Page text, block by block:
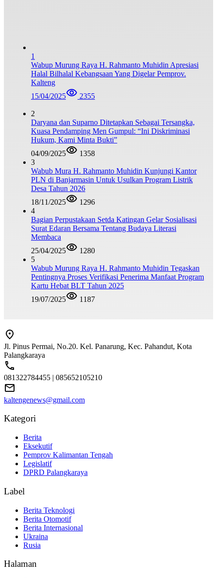
1
Wabup Murung Raya H. Rahmanto Muhidin Apresiasi
Halal Bilhalal Kebangsaan Yang Digelar Pemprov.
Kalteng
15/04/2025
2355
2
Daryana dan Suparno Ditetapkan Sebagai Tersangka,
Kuasa Pendamping Men Gumpul: “Ini Diskriminasi
Hukum, Kami Minta Bukti”
04/09/2025
1358
3
Wabub Mura H. Rahmanto Muhidin Kunjungi Kantor
PLN di Banjarmasin Untuk Usulkan Program Listrik
Desa Tahun 2026
18/11/2025
1296
4
Bagian Perpustakaan Setda Katingan Gelar Sosialisasi
Surat Edaran Bersama Tentang Budaya Literasi
Membaca
25/04/2025
1280
5
Wabub Murung Raya H. Rahmanto Muhidin Tegaskan
Pentingnya Proses Verifikasi Penerima Manfaat Program
Kartu Hebat BLT Tahun 2025
19/07/2025
1187
Jl. Pinus Permai, No.20. Kel. Panarung, Kec. Pahandut, Kota
Palangkaraya
081322784455 | 085652105210
kaltengenews@gmail.com
Kategori
Berita
Eksekutif
Pemprov Kalimantan Tengah
Legislatif
DPRD Palangkaraya
Label
Berita Teknologi
Berita Otomotif
Berita Internasional
Ukraina
Rusia
Halaman